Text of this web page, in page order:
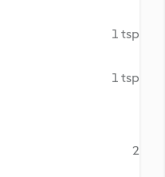
1 tsp
1 tsp
2